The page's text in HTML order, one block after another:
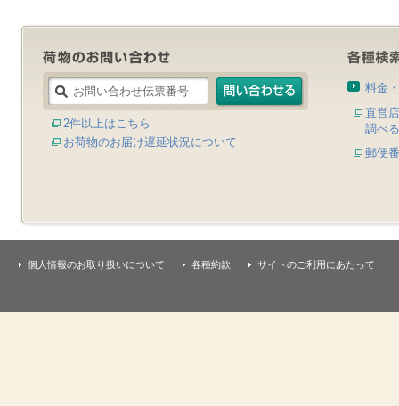
2件以上はこちら
お荷物のお届け遅延状況について
料金
直営
調べる
郵便
個人情報のお取り扱いについて 各種約款 サイトのご利用にあたって